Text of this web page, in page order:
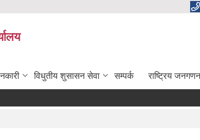
विधुतीय शुसासन सेवा सम्पर्क राष्ट्रिय